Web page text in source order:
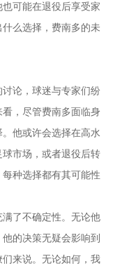
可能在退役后享受家
么选择，费南多的未
论，球迷与专家们纷
，尽管费南多面临身
他或许会选择在高水
市场，或者退役后转
种选择都有其可能性
了不确定性。无论他
的决策无疑会影响到
来说。无论如何，我